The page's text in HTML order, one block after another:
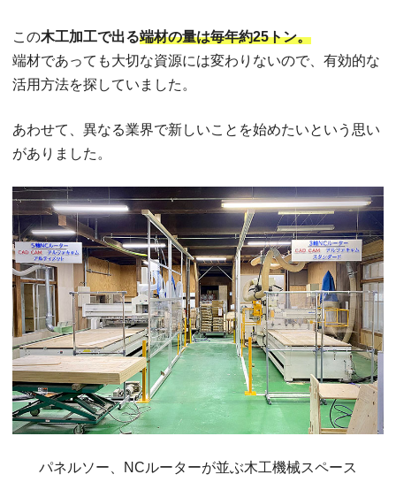
この木工加工で出る端材の量は毎年約25トン。
端材であっても大切な資源には変わりないので、有効的な
活用方法を探していました。
あわせて、異なる業界で新しいことを始めたいという思い
がありました。
パネルソー、NCルーターが並ぶ木工機械スペース